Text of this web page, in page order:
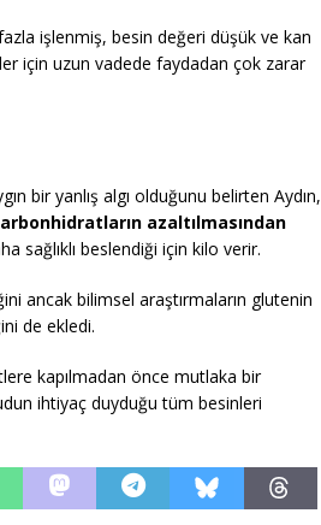
işlenmiş, besin değeri düşük ve kan
için uzun vadede faydadan çok zarar
bir yanlış algı olduğunu belirten Aydın,
azaltılmasından
sağlıklı beslendiği için kilo verir.
ancak bilimsel araştırmaların glutenin
de ekledi.
kapılmadan önce mutlaka bir
ihtiyaç duyduğu tüm besinleri